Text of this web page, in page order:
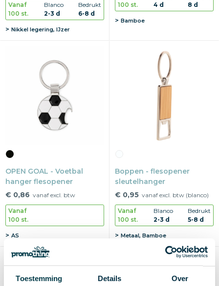
Toestemming Details Over
Vanaf
100 st.
Blanco
2-3 d
Bedrukt
6-8 d
Nikkel legering, IJzer
100 st.
4 d
8 d
Bamboe
OPEN GOAL - Voetbal
hanger flesopener
€ 0,86 vanaf excl. btw
Vanaf
100 st.
AS
Boppen - flesopener
sleutelhanger
€ 0,95 vanaf excl. btw (blanco)
Vanaf
100 st.
Blanco
2-3 d
Bedrukt
5-8 d
Metaal, Bamboe